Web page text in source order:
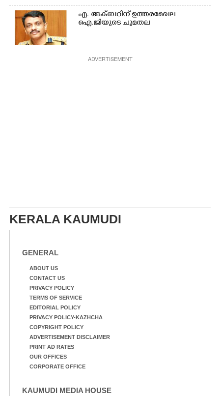
എ. അക്ബറിന് ഉത്തരമേഖല
ഐ.ജിയുടെ ചുമതല
ADVERTISEMENT
KERALA KAUMUDI
GENERAL
ABOUT US
CONTACT US
PRIVACY POLICY
TERMS OF SERVICE
EDITORIAL POLICY
PRIVACY POLICY-KAZHCHA
COPYRIGHT POLICY
ADVERTISEMENT DISCLAIMER
PRINT AD RATES
OUR OFFICES
CORPORATE OFFICE
KAUMUDI MEDIA HOUSE